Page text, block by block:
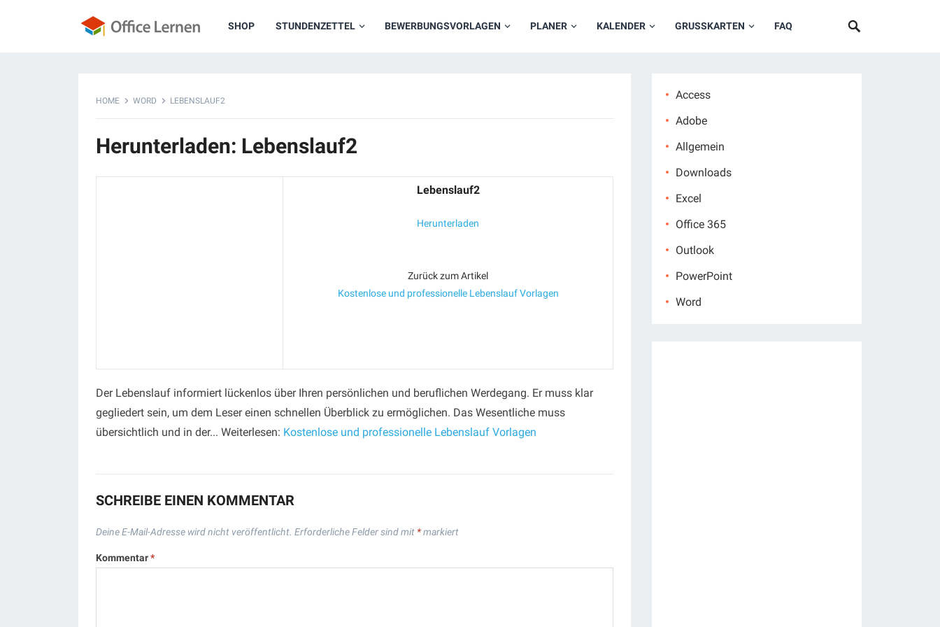
SHOP STUNDENZETTEL BEWERBUNGSVORLAGEN PLANER KALENDER GRUSSKARTEN FAQ
HOME WORD LEBENSLAUF2
Herunterladen: Lebenslauf2
Lebenslauf2
Herunterladen
Zurück zum Artikel
Kostenlose und professionelle Lebenslauf Vorlagen
Der Lebenslauf informiert lückenlos über Ihren persönlichen und beruflichen Werdegang. Er muss klar
gegliedert sein, um dem Leser einen schnellen Überblick zu ermöglichen. Das Wesentliche muss
übersichtlich und in der... Weiterlesen: Kostenlose und professionelle Lebenslauf Vorlagen
SCHREIBE EINEN KOMMENTAR
Deine E-Mail-Adresse wird nicht veröffentlicht. Erforderliche Felder sind mit *markiert
Kommentar*
Access
Adobe
Allgemein
Downloads
Excel
Office 365
Outlook
PowerPoint
Word